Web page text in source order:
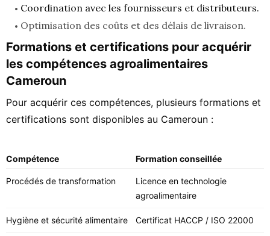
Coordination avec les fournisseurs et distributeurs.
Optimisation des coûts et des délais de livraison.
Formations et certifications pour acquérir
les compétences agroalimentaires
Cameroun
Pour acquérir ces compétences, plusieurs formations et
certifications sont disponibles au Cameroun :
Compétence Formation conseillée
Procédés de transformation
Licence en technologie
agroalimentaire
Hygiène et sécurité alimentaire Certificat HACCP / ISO 22000